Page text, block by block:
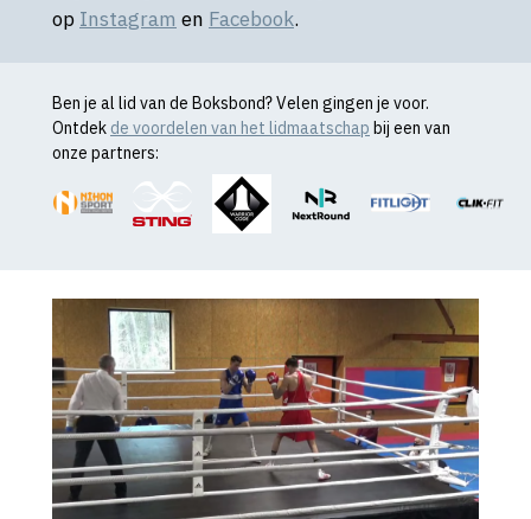
op Instagram en Facebook.
Ben je al lid van de Boksbond? Velen gingen je voor.
Ontdek de voordelen van het lidmaatschap bij een van
onze partners: